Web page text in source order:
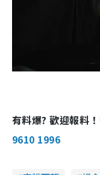
有料爆? 歡迎報料
9610 1996